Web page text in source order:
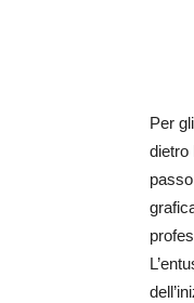
Per
dietro